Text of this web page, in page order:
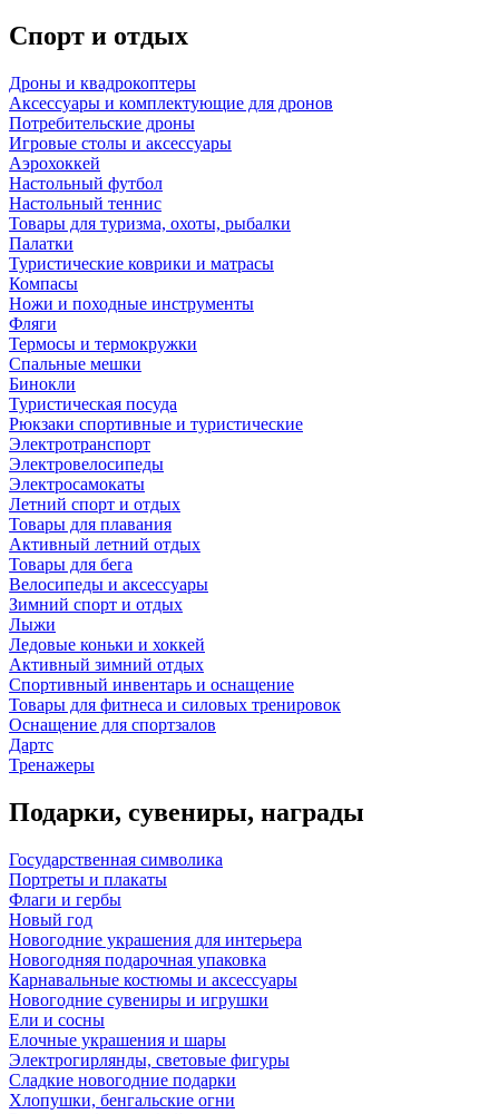
Спорт и отдых
Дроны и квадрокоптеры
Аксессуары и комплектующие для дронов
Потребительские дроны
Игровые столы и аксессуары
Аэрохоккей
Настольный футбол
Настольный теннис
Товары для туризма, охоты, рыбалки
Палатки
Туристические коврики и матрасы
Компасы
Ножи и походные инструменты
Фляги
Термосы и термокружки
Спальные мешки
Бинокли
Туристическая посуда
Рюкзаки спортивные и туристические
Электротранспорт
Электровелосипеды
Электросамокаты
Летний спорт и отдых
Товары для плавания
Активный летний отдых
Товары для бега
Велосипеды и аксессуары
Зимний спорт и отдых
Лыжи
Ледовые коньки и хоккей
Активный зимний отдых
Спортивный инвентарь и оснащение
Товары для фитнеса и силовых тренировок
Оснащение для спортзалов
Дартс
Тренажеры
Подарки, сувениры, награды
Государственная символика
Портреты и плакаты
Флаги и гербы
Новый год
Новогодние украшения для интерьера
Новогодняя подарочная упаковка
Карнавальные костюмы и аксессуары
Новогодние сувениры и игрушки
Ели и сосны
Елочные украшения и шары
Электрогирлянды, световые фигуры
Сладкие новогодние подарки
Хлопушки, бенгальские огни